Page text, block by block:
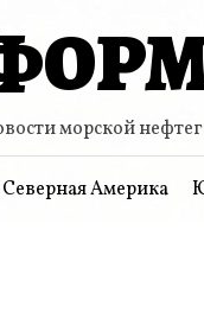
морской
Северная Америка